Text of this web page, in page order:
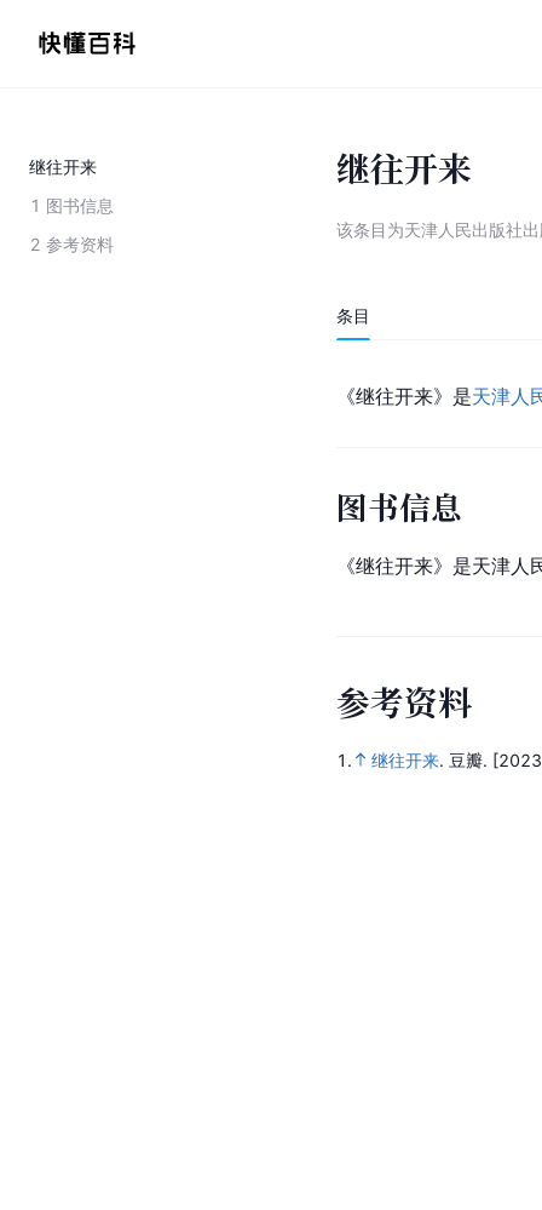
继往开来
1 图书信息
2 参考资料
继往开来
该条目为天津人民出版社
条目
《继往开来》是天津人
图书信息
《继往开来》是天津
参考资料
1. 继往开来. 豆瓣.